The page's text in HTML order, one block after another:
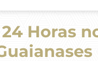
Horas